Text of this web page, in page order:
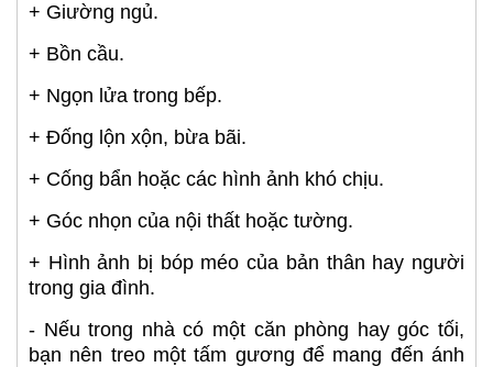
+ Giường ngủ.
+ Bồn cầu.
+ Ngọn lửa trong bếp.
+ Đống lộn xộn, bừa bãi.
+ Cống bẩn hoặc các hình ảnh khó chịu.
+ Góc nhọn của nội thất hoặc tường.
+ Hình ảnh bị bóp méo của bản thân hay người
trong gia đình.
- Nếu trong nhà có một căn phòng hay góc tối,
bạn nên treo một tấm gương để mang đến ánh